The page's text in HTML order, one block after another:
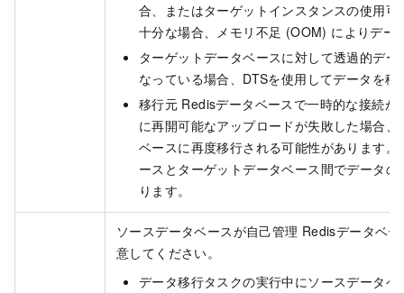
合、またはターゲットインスタンスの使用
十分な場合、メモリ不足 (OOM) によりデー
ターゲットデータベースに対して透過的デ
なっている場合、DTSを使用してデータを
移行元 Redisデータベースで一時的な接続
に再開可能なアップロードが失敗した場合
ベースに再度移行される可能性があります
ースとターゲットデータベース間でデータ
ります。
ソースデータベースが自己管理 Redisデータベ
意してください。
データ移行タスクの実行中にソースデータ